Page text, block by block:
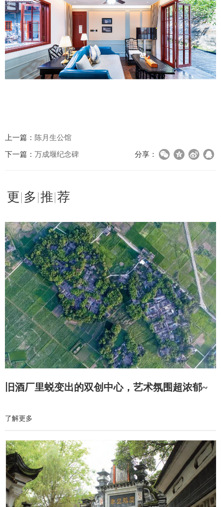
上一篇： 陈月生公馆
下一篇： 万成堰纪念碑 分享：
更多推荐
旧酒厂里蜕变出的双创中心，艺术氛围超浓郁~
了解更多